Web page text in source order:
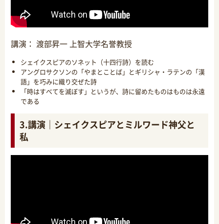
講演： 渡部昇一 上智大学名誉教授
シェイクスピアのソネット（十四行詩）を読む
アングロサクソンの「やまとことば」とギリシャ・ラテンの「漢
語」を巧みに織り交ぜた詩
「時はすべてを滅ぼす」というが、詩に留めたものはものは永遠
である
3.講演｜シェイクスピアとミルワード神父と
私